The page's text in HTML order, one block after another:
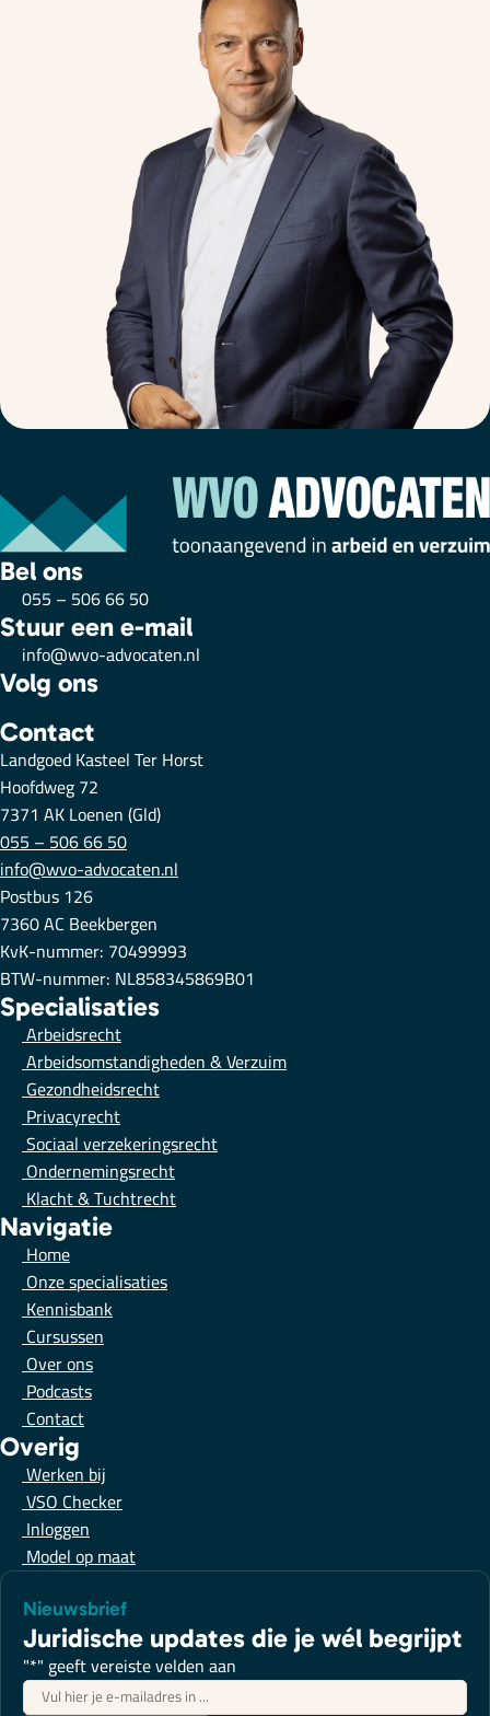
Bel ons
055 – 506 66 50
Stuur een e-mail
info@wvo-advocaten.nl
Volg ons
Contact
Landgoed Kasteel Ter Horst
Hoofdweg 72
7371 AK Loenen (Gld)
055 – 506 66 50
info@wvo-advocaten.nl
Postbus 126
7360 AC Beekbergen
KvK-nummer: 70499993
BTW-nummer: NL858345869B01
Specialisaties
Arbeidsrecht
Arbeidsomstandigheden & Verzuim
Gezondheidsrecht
Privacyrecht
Sociaal verzekeringsrecht
Ondernemingsrecht
Klacht & Tuchtrecht
Navigatie
Home
Onze specialisaties
Kennisbank
Cursussen
Over ons
Podcasts
Contact
Overig
Werken bij
VSO Checker
Inloggen
Model op maat
Nieuwsbrief
Juridische updates die je wél begrijpt
"*" geeft vereiste velden aan
E-